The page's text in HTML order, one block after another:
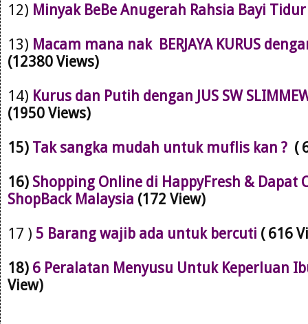
12) Minyak BeBe Anugerah Rahsia Bayi
13) Macam mana nak BERJAYA KURUS
(12380 Views)
14) Kurus dan Putih dengan JUS SW
(1950 Views)
15) Tak sangka mudah untuk muflis kan ? (
16) Shopping Online di HappyFresh & Dapat
ShopBack Malaysia (172 View)
17 ) 5 Barang wajib ada untuk bercuti ( 616
18) 6 Peralatan Menyusu Untuk Keperluan
View)